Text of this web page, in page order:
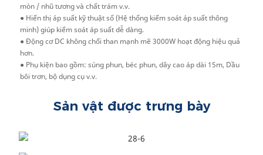
mòn / nhũ tương và chất trám v.v.
● Hiển thị áp suất kỹ thuật số (Hệ thống kiểm soát áp suất thông
minh) giúp kiểm soát áp suất dễ dàng.
●Động cơ DC không chổi than mạnh mẽ 3000W hoạt động hiệu quả
hơn.
● Phụ kiện bao gồm: súng phun, béc phun, dây cao áp dài 15m, Dầu
bôi trơn, bộ dụng cụ v.v.
Sản vật được trưng bày